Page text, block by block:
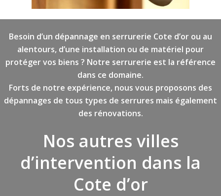
Besoin d’un dépannage en serrurerie Cote d’or ou au
alentours, d’une installation ou de matériel pour
protéger vos biens ? Notre serrurerie est la référence
dans ce domaine.
Forts de notre expérience, nous vous proposons des
dépannages de tous types de serrures mais également
des rénovations.
Nos autres villes
d’intervention dans la
Cote d’or